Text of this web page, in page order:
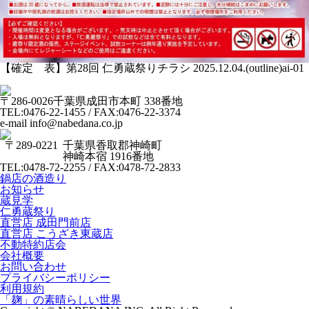
【確定 表】第28回 仁勇蔵祭りチラシ 2025.12.04.(outline)ai-01
〒286-0026千葉県成田市本町 338番地
TEL:0476-22-1455 / FAX:0476-22-3374
e-mail info@nabedana.co.jp
〒289-0221 千葉県香取郡神崎町
神崎本宿 1916番地
TEL:0478-72-2255 / FAX:0478-72-2833
鍋店の酒造り
お知らせ
蔵見学
仁勇蔵祭り
直営店 成田門前店
直営店 こうざき東蔵店
不動特約店会
会社概要
お問い合わせ
プライバシーポリシー
利用規約
「麹」の素晴らしい世界